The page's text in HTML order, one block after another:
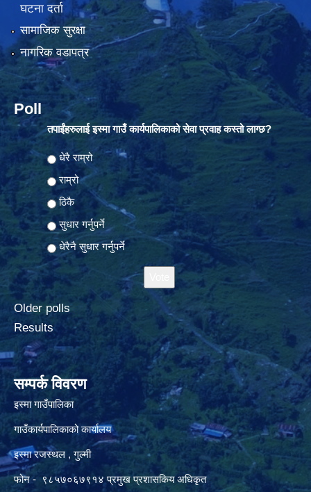
घटना दर्ता
सामाजिक सुरक्षा
नागरिक वडापत्र
Poll
तपाईंहरुलाई इस्मा गाउँ कार्यपालिकाको सेवा प्रवाह कस्तो लाग्छ?
Choices
धेरै राम्रो
राम्रो
ठिकै
सुधार गर्नुपर्ने
धेरैनै सुधार गर्नुपर्ने
Older polls
Results
सम्पर्क विवरण
इस्मा गाउँपालिका
गाउँकार्यपालिकाको कार्यालय
इस्मा रजस्थल , गुल्मी
फोन - ९८५७०६७९१४ प्रमुख प्रशासकिय अधिकृत